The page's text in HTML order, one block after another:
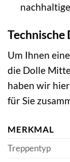
Technische
Um Ihnen
die Dolle
haben wir
für Sie
MERKMAL
Treppentyp